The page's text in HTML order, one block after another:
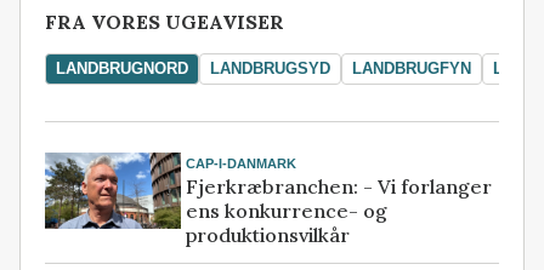
FRA VORES UGEAVISER
LANDBRUGNORD LANDBRUGSYD LANDBRUGFYN
CAP-I-DANMARK
Fjerkræbranchen: - Vi forlanger
ens konkurrence- og
produktionsvilkår